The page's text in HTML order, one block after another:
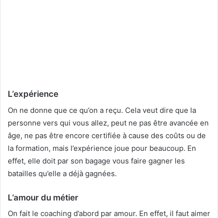
L’expérience
On ne donne que ce qu’on a reçu. Cela veut dire que la
personne vers qui vous allez, peut ne pas être avancée en
âge, ne pas être encore certifiée à cause des coûts ou de
la formation, mais l’expérience joue pour beaucoup. En
effet, elle doit par son bagage vous faire gagner les
batailles qu’elle a déjà gagnées.
L’amour du métier
On fait le coaching d’abord par amour. En effet, il faut aimer